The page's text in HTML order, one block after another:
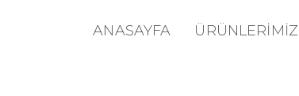
ANASAYFA ÜRÜNLERİMİZ